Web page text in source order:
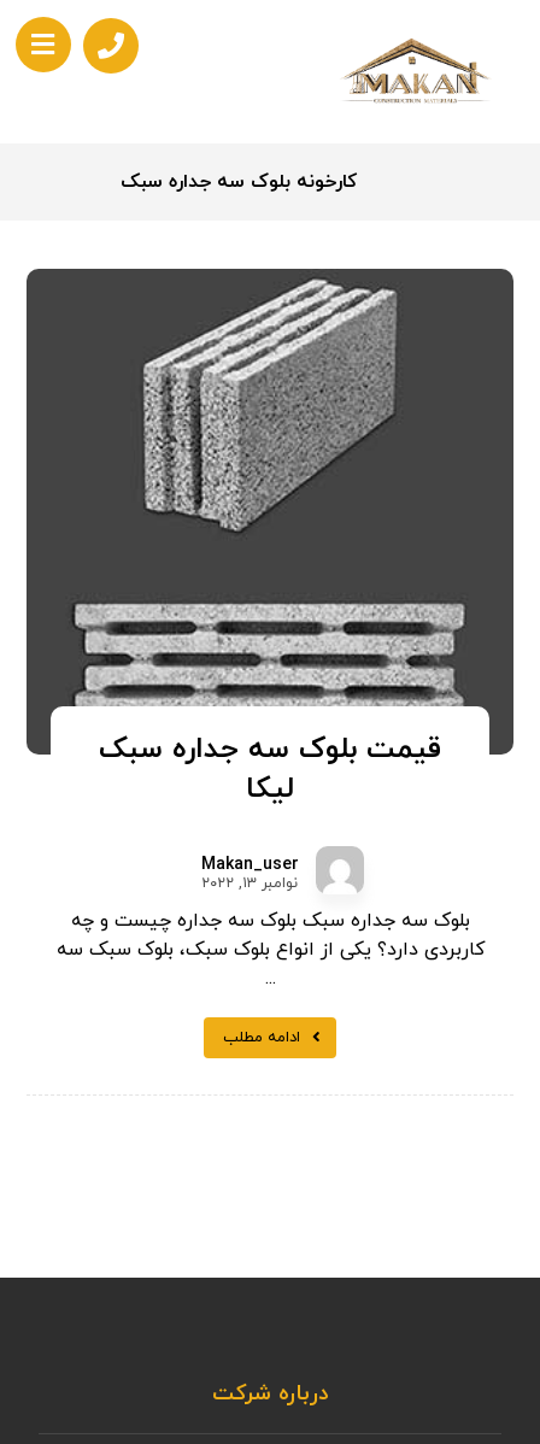
کارخونه بلوک سه جداره سبک
قیمت بلوک سه جداره سبک
لیکا
Makan_user
نوامبر ۱۳, ۲۰۲۲
بلوک سه جداره سبک بلوک سه جداره چیست و چه
کاربردی دارد؟ یکی از انواع بلوک سبک، بلوک سبک سه
...
ادامه مطلب
درباره شرکت